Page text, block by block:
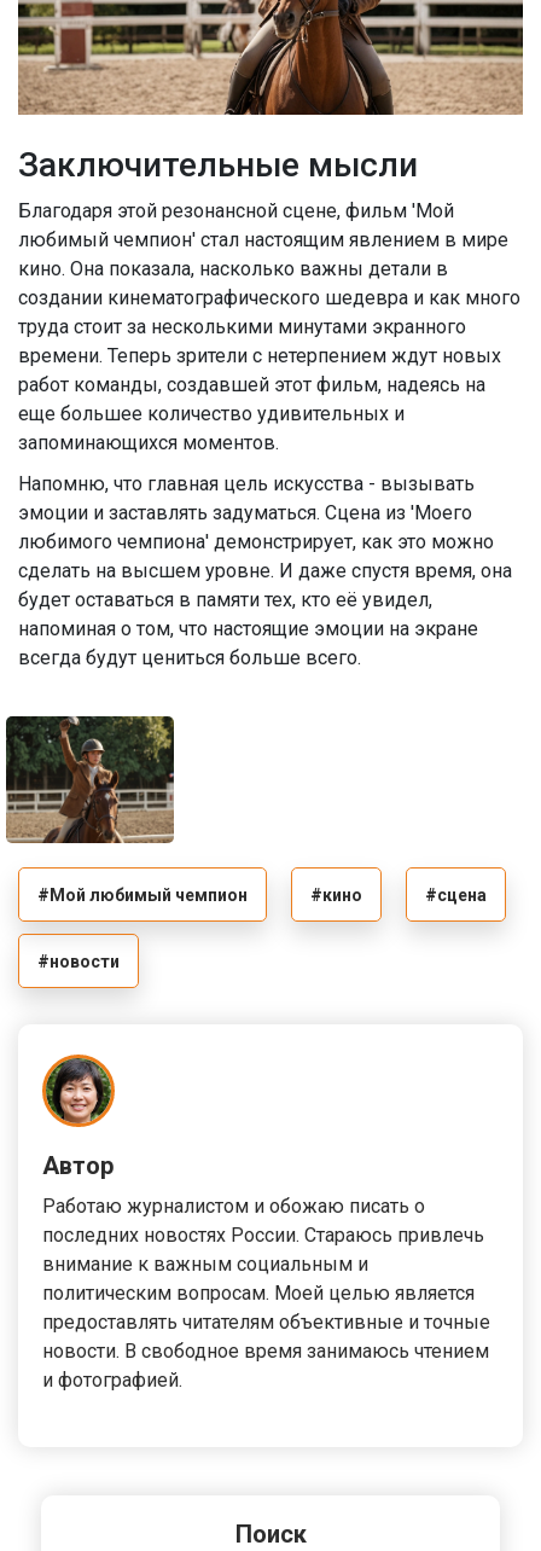
Заключительные мысли
Благодаря этой резонансной сцене, фильм 'Мой
любимый чемпион' стал настоящим явлением в мире
кино. Она показала, насколько важны детали в
создании кинематографического шедевра и как много
труда стоит за несколькими минутами экранного
времени. Теперь зрители с нетерпением ждут новых
работ команды, создавшей этот фильм, надеясь на
еще большее количество удивительных и
запоминающихся моментов.
Напомню, что главная цель искусства - вызывать
эмоции и заставлять задуматься. Сцена из 'Моего
любимого чемпиона' демонстрирует, как это можно
сделать на высшем уровне. И даже спустя время, она
будет оставаться в памяти тех, кто её увидел,
напоминая о том, что настоящие эмоции на экране
всегда будут цениться больше всего.
#Мой любимый чемпион #кино #сцена
#новости
Автор
Работаю журналистом и обожаю писать о
последних новостях России. Стараюсь привлечь
внимание к важным социальным и
политическим вопросам. Моей целью является
предоставлять читателям объективные и точные
новости. В свободное время занимаюсь чтением
и фотографией.
Поиск